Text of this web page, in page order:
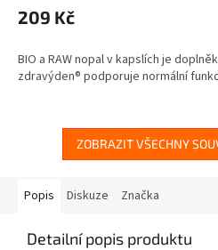
produktu
je
z
5
209 Kč
BIO a RAW nopal v kapslích je
zdravýden® podporuje normální
ZOBRAZIT VŠECHNY
Popis Diskuze Značka
Detailní popis produktu